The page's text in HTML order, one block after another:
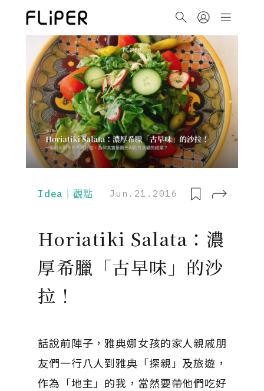
Idea｜觀點 Jun.21.2016
Horiatiki Salata：濃
厚希臘「古早味」的沙
拉！
話說前陣子，雅典娜女孩的家人親戚朋
友們一行八人到雅典「探親」及旅遊，
作為「地主」的我，當然要帶他們吃好